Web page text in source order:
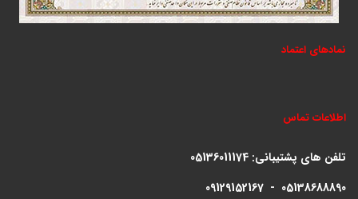
نمادهای اعتماد
اطلاعات تماس
تلفن های پشتیبانی: 05136011174
09129152167 - 05138688890